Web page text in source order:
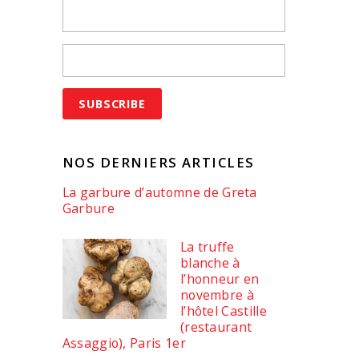
NOS DERNIERS ARTICLES
La garbure d’automne de Greta
Garbure
La truffe
blanche à
l’honneur en
novembre à
l’hôtel Castille
(restaurant
Assaggio), Paris 1er